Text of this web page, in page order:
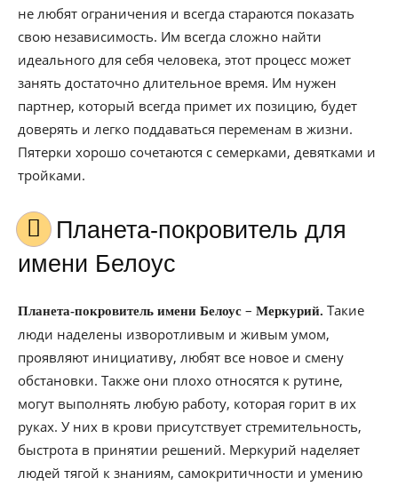
не любят ограничения и всегда стараются показать
свою независимость. Им всегда сложно найти
идеального для себя человека, этот процесс может
занять достаточно длительное время. Им нужен
партнер, который всегда примет их позицию, будет
доверять и легко поддаваться переменам в жизни.
Пятерки хорошо сочетаются с семерками, девятками и
тройками.
Планета-покровитель для
имени Белоус
Планета-покровитель имени Белоус – Меркурий. Такие
люди наделены изворотливым и живым умом,
проявляют инициативу, любят все новое и смену
обстановки. Также они плохо относятся к рутине,
могут выполнять любую работу, которая горит в их
руках. У них в крови присутствует стремительность,
быстрота в принятии решений. Меркурий наделяет
людей тягой к знаниям, самокритичности и умению